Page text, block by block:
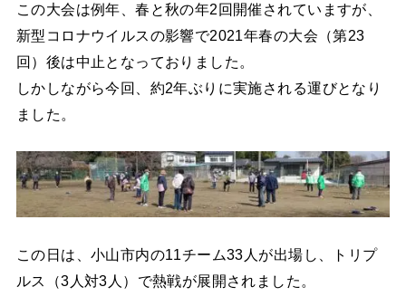
この大会は例年、春と秋の年2回開催されていますが、
新型コロナウイルスの影響で2021年春の大会（第23
回）後は中止となっておりました。
しかしながら今回、約2年ぶりに実施される運びとなり
ました。
この日は、小山市内の11チーム33人が出場し、トリプ
ルス（3人対3人）で熱戦が展開されました。